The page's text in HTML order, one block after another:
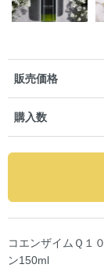
販売価格
購入数
コエンザイムＱ１
ン150ml